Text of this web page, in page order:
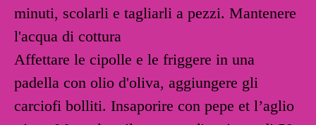
minuti, scolarli e tagliarli a pezzi. Mantenere
l'acqua di cottura
Affettare le cipolle e le friggere in una
padella con olio d'oliva, aggiungere gli
carciofi bolliti. Insaporire con pepe et l’aglio